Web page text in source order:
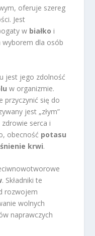
oferuje szereg
Jest
w białko i
wyborem dla osób
jest jego zdolność
w organizmie.
przyczynić się do
jest „złym”
serca i
obecność potasu
krwi.
. Składniki te
rozwojem
wolnych
naprawczych